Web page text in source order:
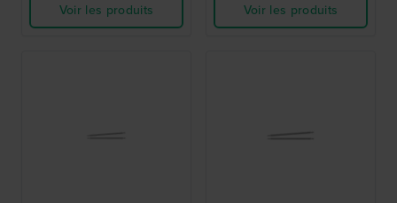
Voir les produits
Voir les produits